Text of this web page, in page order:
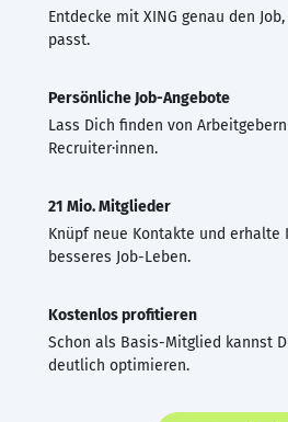
Entdecke mit XING genau den
passt.
Persönliche Job-Angebote
Lass Dich finden von
Recruiter·innen.
21 Mio. Mitglieder
Knüpf neue Kontakte und erhalte
besseres Job-Leben.
Kostenlos profitieren
Schon als Basis-Mitglied kannst
deutlich optimieren.